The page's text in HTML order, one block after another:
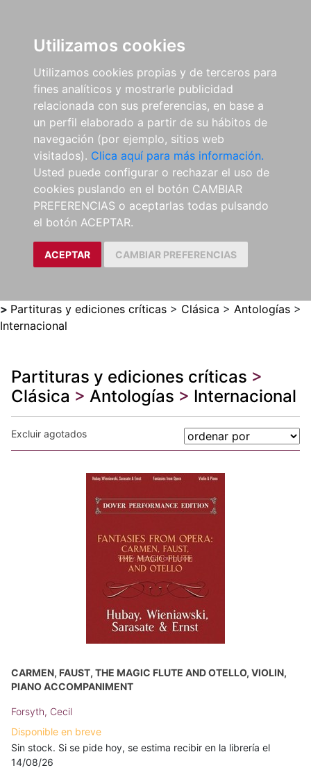
Utilizamos cookies
Utilizamos cookies propias y de terceros para
fines analíticos y mostrarle publicidad
relacionada con sus preferencias, en base a
un perfil elaborado a partir de su hábitos de
navegación (por ejemplo, sitios web
visitados). Clica aquí para más información.
Usted puede configurar o rechazar el uso de
cookies puslando en el botón CAMBIAR
PREFERENCIAS o aceptarlas todas pulsando
el botón ACEPTAR.
ACEPTAR CAMBIAR PREFERENCIAS
> Partituras y ediciones críticas > Clásica > Antologías >
Internacional
Partituras y ediciones críticas >
Clásica > Antologías > Internacional
Excluir agotados
CARMEN, FAUST, THE MAGIC FLUTE AND OTELLO, VIOLIN,
PIANO ACCOMPANIMENT
Forsyth, Cecil
Disponible en breve
Sin stock. Si se pide hoy, se estima recibir en la librería el
14/08/26